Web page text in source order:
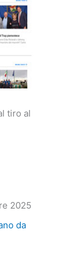
tiro al
2025
da